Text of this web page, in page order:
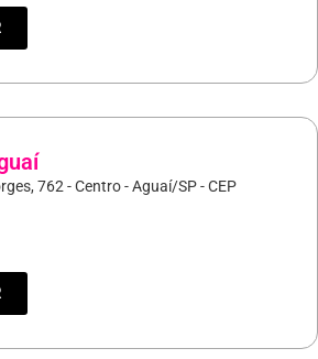
762 - Centro - Aguaí/SP - CEP